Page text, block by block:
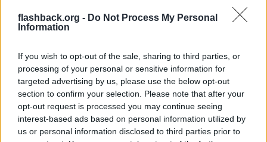
flashback.org - Do Not Process My Personal
Information
If you wish to opt-out of the sale, sharing to third parties, or
processing of your personal or sensitive information for
targeted advertising by us, please use the below opt-out
section to confirm your selection. Please note that after your
opt-out request is processed you may continue seeing
interest-based ads based on personal information utilized by
us or personal information disclosed to third parties prior to
Lysergic Acid avstängd för 1.01
AnonymHingst avstängd för 1.01
Svar avChantre 2026-08-04 19:38
MisterClueless avstängd för 1.06
Svar avblomvattnare 2026-08-0417:14
borskungen avstängd för Ohörsamhet
Svar av